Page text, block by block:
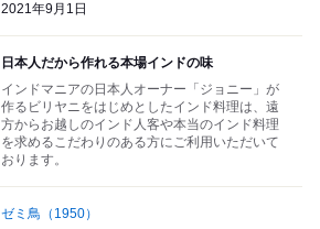
2021年9月1日
日本人だから作れる本場インドの味
インドマニアの日本人オーナー「ジョニー」が
作るビリヤニをはじめとしたインド料理は、遠
方からお越しのインド人客や本当のインド料理
を求めるこだわりのある方にご利用いただいて
おります。
ゼミ鳥 （1950）